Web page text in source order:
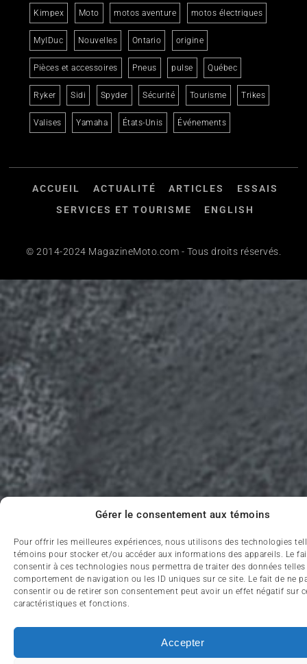
Gérer le consentement aux témoins
Pour offrir les meilleures expériences, nous utilisons des technologies
témoins pour stocker et/ou accéder aux informations des appareils. Le
consentir à ces technologies nous permettra de traiter des données telles
comportement de navigation ou les ID uniques sur ce site. Le fait de ne
consentir ou de retirer son consentement peut avoir un effet négatif sur
caractéristiques et fonctions.
Accepter
Kimpex Moto motos aventure motos électriques
MylDuc Nouvelles Ontario origine
Pièces et accessoires Pneus pulse Québec
Ryker Sidi Spyder Sécurité Tourisme Trikes
Valises Yamaha États-Unis Événements
ACCUEIL ACTUALITÉ ARTICLES
ESSAIS
SERVICES ET TOURISME
ENGLISH
© 2014-2024 MagazineMoto.com - Tous droits réservés.